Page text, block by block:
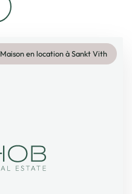
Maison en location à Sankt Vith